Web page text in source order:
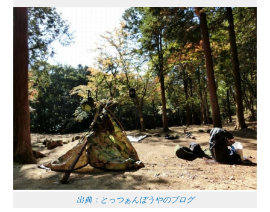
出典：とっつぁんぼうやのブログ